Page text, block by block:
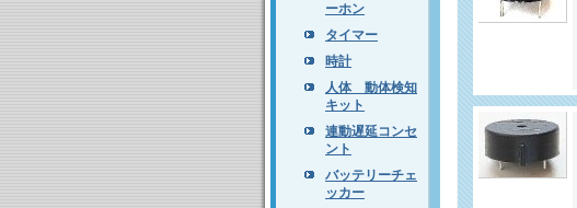
ーホン
タイマー
時計
人体 動体検知
キット
連動遅延コンセ
ント
バッテリーチェ
ッカー